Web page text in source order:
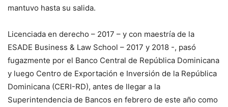
mantuvo hasta su salida.
Licenciada en derecho – 2017 – y con maestría de la
ESADE Business & Law School – 2017 y 2018 -, pasó
fugazmente por el Banco Central de República Dominicana
y luego Centro de Exportación e Inversión de la República
Dominicana (CERI-RD), antes de llegar a la
Superintendencia de Bancos en febrero de este año como